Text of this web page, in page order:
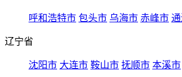
呼和浩特市 包头市 乌海市 赤峰市
辽宁省
沈阳市 大连市 鞍山市 抚顺市 本溪市